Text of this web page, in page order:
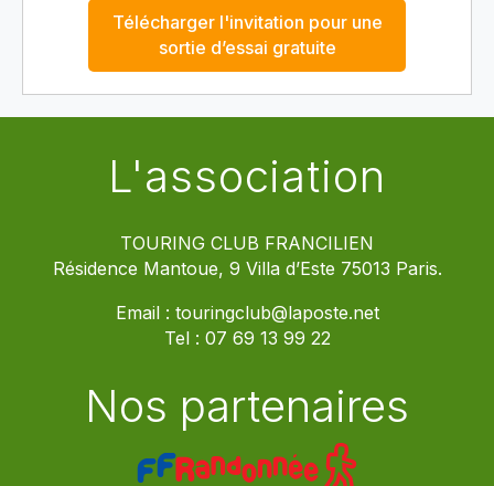
Télécharger l'invitation pour une
sortie d’essai gratuite
L'association
TOURING CLUB FRANCILIEN
Résidence Mantoue, 9 Villa d’Este 75013 Paris.
Email : touringclub@laposte.net
Tel : 07 69 13 99 22
Nos partenaires